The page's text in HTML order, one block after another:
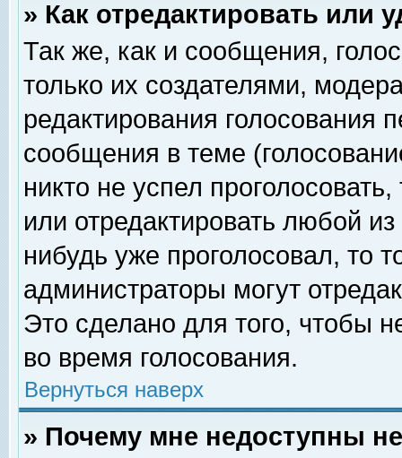
» Как отредактировать или
Так же, как и сообщения,
только их создателями,
редактирования голосования
сообщения в теме
никто не успел
или отредактировать любой
нибудь уже проголосовал, то
администраторы могут
Это сделано для того, чтобы
во время голосования.
Вернуться наверх
» Почему мне недоступны